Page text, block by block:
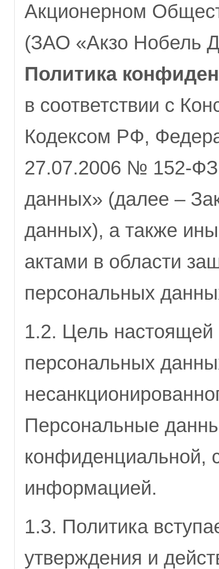
Акционерном
(ЗАО «Акзо Нобель
Политика
в соответствии с
Кодексом РФ,
27.07.2006 № 152-
данных» (далее –
данных), а также
актами в области
персональных
1.2. Цель
персональных
Персональные
конфиденциальной,
информацией.
1.3. Политика
утверждения и